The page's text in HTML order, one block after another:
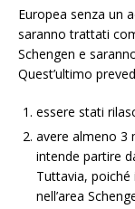
Europea senza un
saranno trattati
Schengen e
Quest’ultimo
essere stati
avere almeno 3
intende partire
Tuttavia,
nell’area